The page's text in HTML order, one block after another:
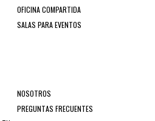
OFICINA COMPARTIDA
SALAS PARA EVENTOS
NOSOTROS
PREGUNTAS FRECUENTES